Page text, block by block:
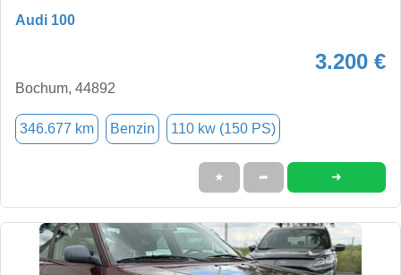
Audi 100
3.200 €
Bochum, 44892
346.677 km Benzin 110 kw (150 PS)
★ ➦ ➜